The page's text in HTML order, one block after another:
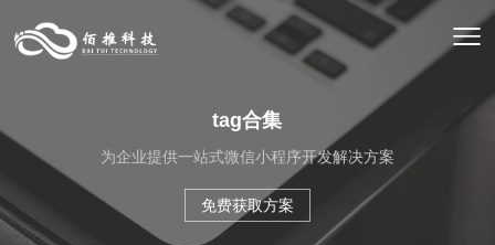
tag合集
为企业提供一站式微信小程序开发解决方案
免费获取方案